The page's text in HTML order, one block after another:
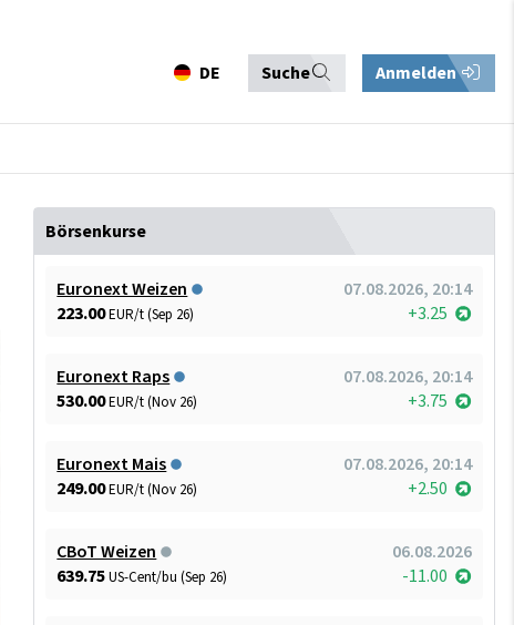
DE Suche Anmelden
Börsenkurse
Euronext Weizen
07.08.2026, 20:14
223.00EUR/t (Sep 26) +3.25
Euronext Raps
07.08.2026, 20:14
530.00EUR/t (Nov 26) +3.75
Euronext Mais
07.08.2026, 20:14
249.00EUR/t (Nov 26) +2.50
CBoT Weizen
06.08.2026
639.75US-Cent/bu (Sep 26) -11.00